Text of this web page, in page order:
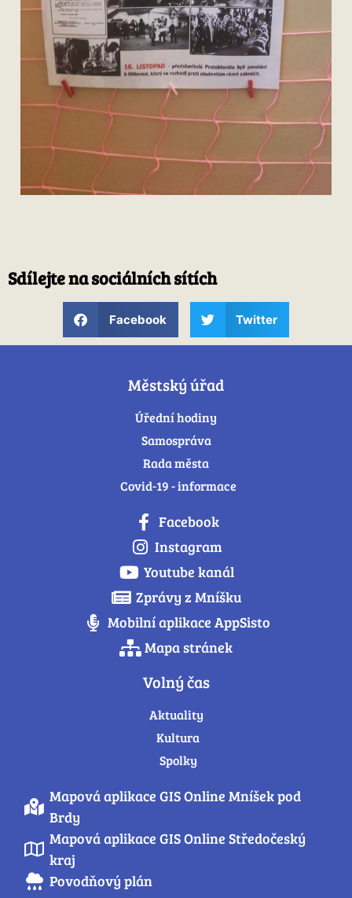
Sdílejte na sociálních sítích
Facebook Twitter
Městský úřad
Úřední hodiny
Samospráva
Rada města
Covid-19 - informace
Facebook
Instagram
Youtube kanál
Zprávy z Mníšku
Mobilní aplikace AppSisto
Mapa stránek
Volný čas
Aktuality
Kultura
Spolky
Mapová aplikace GIS Online Mníšek pod
Brdy
Mapová aplikace GIS Online Středočeský
kraj
Povodňový plán